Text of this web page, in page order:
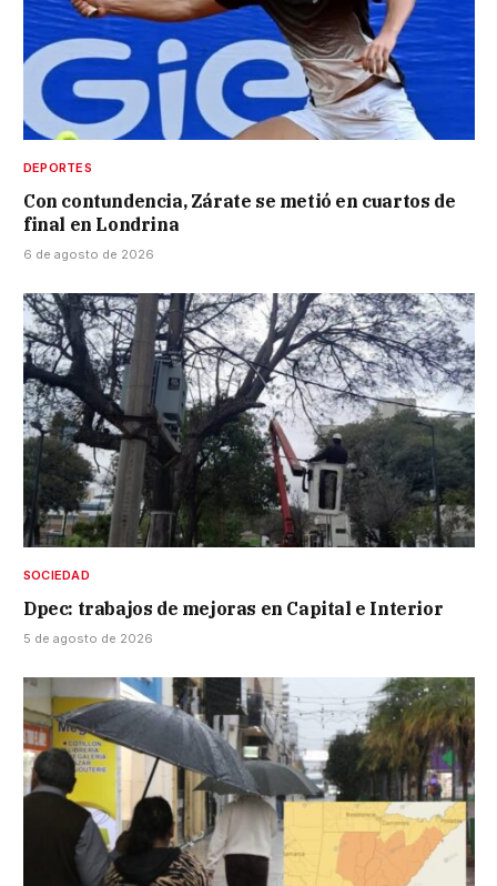
DEPORTES
Con contundencia, Zárate se metió en cuartos de
final en Londrina
6 de agosto de 2026
SOCIEDAD
Dpec: trabajos de mejoras en Capital e Interior
5 de agosto de 2026